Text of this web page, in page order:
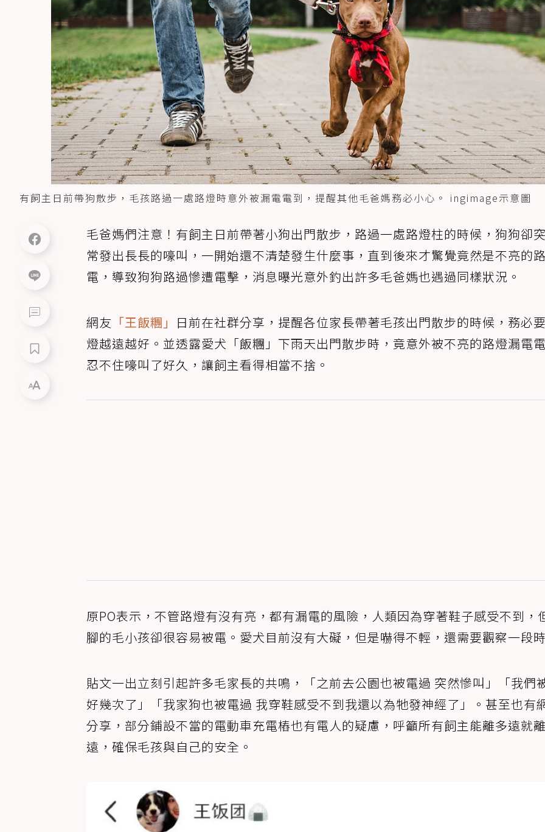
有飼主日前帶狗散步，毛孩路過一處路燈時意外被漏電電到，提醒其他毛爸媽務必小心。 ingimage示意圖
毛爸媽們注意！有飼主日前帶著小狗出門散步，路過一處路燈柱的時候，狗狗卻
常發出長長的嚎叫，一開始還不清楚發生什麼事，直到後來才驚覺竟然是不亮的
電，導致狗狗路過慘遭電擊，消息曝光意外釣出許多毛爸媽也遇過同樣狀況。
網友 「王飯糰」 日前在社群分享，提醒各位家長帶著毛孩出門散步的時候，務必
燈越遠越好。並透露愛犬「飯糰」下雨天出門散步時，竟意外被不亮的路燈漏電電
忍不住嚎叫了好久，讓飼主看得相當不捨。
原PO表示，不管路燈有沒有亮，都有漏電的風險，人類因為穿著鞋子感受不到，
腳的毛小孩卻很容易被電。愛犬目前沒有大礙，但是嚇得不輕，還需要觀察一段
貼文一出立刻引起許多毛家長的共鳴，「之前去公園也被電過 突然慘叫」「我們
好幾次了」「我家狗也被電過 我穿鞋感受不到我還以為牠發神經了」。甚至也有
分享，部分鋪設不當的電動車充電樁也有電人的疑慮，呼籲所有飼主能離多遠就
遠，確保毛孩與自己的安全。